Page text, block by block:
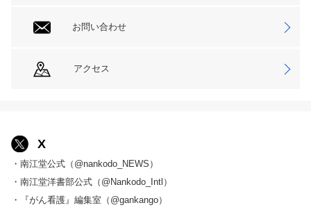
お問い合わせ
アクセス
X
・南江堂公式（@nankodo_NEWS）
・南江堂洋書部公式（@Nankodo_Intl）
・『がん看護』編集室（@gankango）